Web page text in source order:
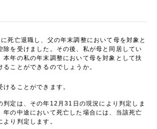
死亡退職し、父の年末調整において母を対象と
除を受けました。その後、私が母と同居してい
本年の私の年末調整において母を対象として扶
ることができるのでしょうか。
けることができます。
判定は、その年12月31日の現況により判定しま
年の中途において死亡した場合には、当該死亡
より判定します。